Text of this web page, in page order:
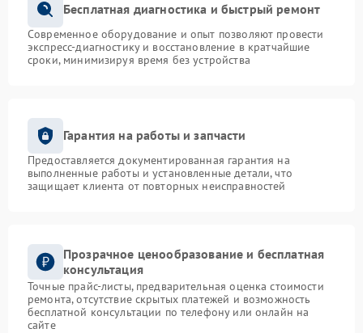
Бесплатная диагностика и быстрый ремонт
Современное оборудование и опыт позволяют провести
экспресс-диагностику и восстановление в кратчайшие
сроки, минимизируя время без устройства
Гарантия на работы и запчасти
Предоставляется документированная гарантия на
выполненные работы и установленные детали, что
защищает клиента от повторных неисправностей
Прозрачное ценообразование и бесплатная
консультация
Точные прайс-листы, предварительная оценка стоимости
ремонта, отсутствие скрытых платежей и возможность
бесплатной консультации по телефону или онлайн на
сайте